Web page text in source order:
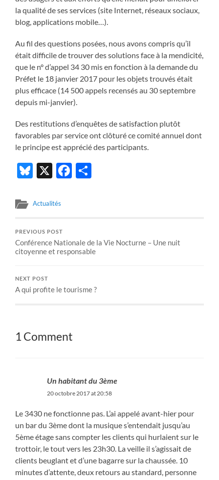
la qualité de ses services (site Internet, réseaux sociaux,
blog, applications mobile…).
Au fil des questions posées, nous avons compris qu’il
était difficile de trouver des solutions face à la mendicité,
que le n° d’appel 34 30 mis en fonction à la demande du
Préfet le 18 janvier 2017 pour les objets trouvés était
plus efficace (14 500 appels recensés au 30 septembre
depuis mi-janvier).
Des restitutions d’enquêtes de satisfaction plutôt
favorables par service ont clôturé ce comité annuel dont
le principe est apprécié des participants.
Bluesky
X Facebook
Actualités
PREVIOUS POST
Conférence Nationale de la Vie Nocturne – Une nuit
citoyenne et responsable
NEXT POST
A qui profite le tourisme ?
1 Comment
Un habitant du 3ème
20 octobre 2017 at 20:58
Le 3430 ne fonctionne pas. L’ai appelé avant-hier pour
un bar du 3ème dont la musique s’entendait jusqu’au
5ème étage sans compter les clients qui hurlaient sur le
trottoir, le tout vers les 23h30. La veille il s’agissait de
clients beuglant et d’une bagarre sur la chaussée. 10
minutes d’attente, deux retours au standard, personne